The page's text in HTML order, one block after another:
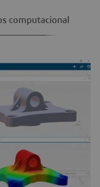
computacional